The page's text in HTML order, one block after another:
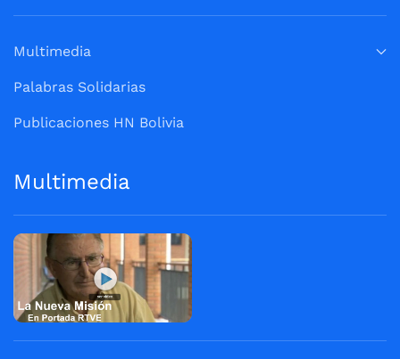
Multimedia
Palabras Solidarias
Publicaciones HN Bolivia
Multimedia